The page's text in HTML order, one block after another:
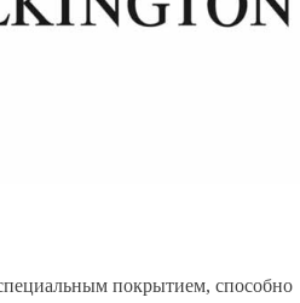
покрытием, способно